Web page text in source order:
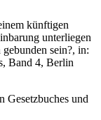
künftigen
unterliegen
sein?, in:
Band 4, Berlin
Gesetzbuches und